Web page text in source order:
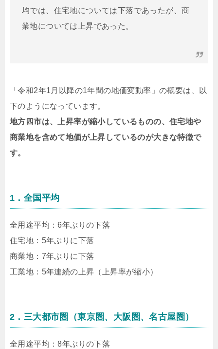
均では、住宅地については下落であったが、商
業地については上昇であった。
「令和2年1月以降の1年間の地価変動率」の概要は、以
下のようになっています。
地方四市は、上昇率が縮小しているものの、住宅地や
商業地を含めて地価が上昇しているのが大きな特徴で
す。
1．全国平均
全用途平均：6年ぶりの下落
住宅地：5年ぶりに下落
商業地：7年ぶりに下落
工業地：5年連続の上昇（上昇率が縮小）
2．三大都市圏（東京圏、大阪圏、名古屋圏）
全用途平均：8年ぶりの下落